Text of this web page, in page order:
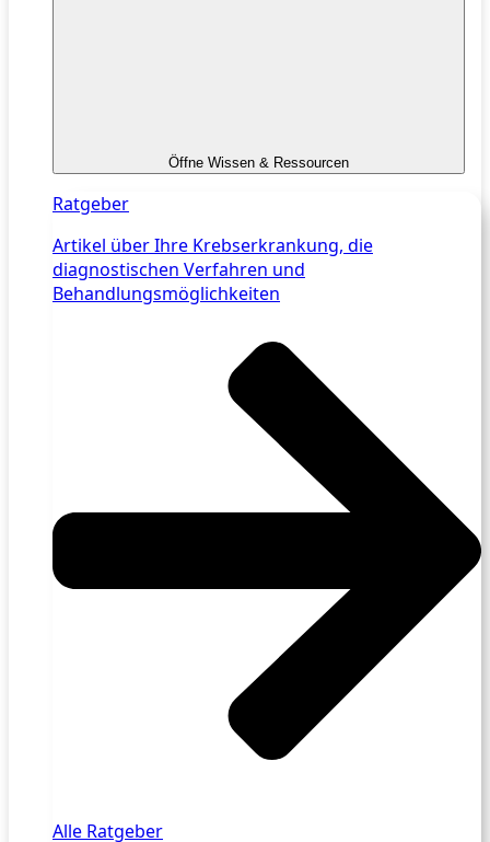
Öffne Wissen & Ressourcen
Ratgeber
Artikel über Ihre Krebserkrankung, die
diagnostischen Verfahren und
Behandlungsmöglichkeiten
Alle Ratgeber